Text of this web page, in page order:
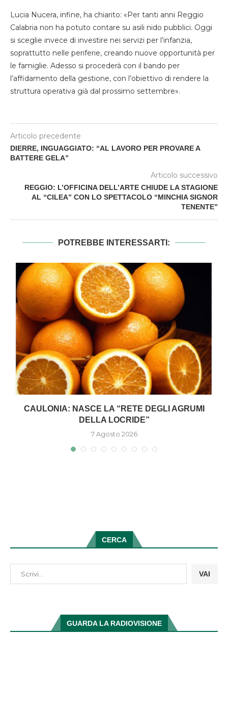
Lucia Nucera, infine, ha chiarito: «Per tanti anni Reggio
Calabria non ha potuto contare su asili nido pubblici. Oggi
si sceglie invece di investire nei servizi per l’infanzia,
soprattutto nelle periferie, creando nuove opportunità per
le famiglie. Adesso si procederà con il bando per
l’affidamento della gestione, con l’obiettivo di rendere la
struttura operativa già dal prossimo settembre».
Articolo precedente
DIERRE, INGUAGGIATO: “AL LAVORO PER PROVARE A
BATTERE GELA”
Articolo successivo
REGGIO: L’OFFICINA DELL’ARTE CHIUDE LA STAGIONE
AL “CILEA” CON LO SPETTACOLO “MINCHIA SIGNOR
TENENTE”
POTREBBE INTERESSARTI:
CAULONIA: NASCE LA “RETE DEGLI AGRUMI
DELLA LOCRIDE”
7 Agosto 2026
CERCA
VAI
GUARDA LA RADIOVISIONE